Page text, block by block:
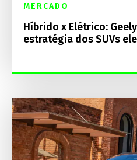
MERCADO
Híbrido x Elétrico:
estratégia dos SUVs